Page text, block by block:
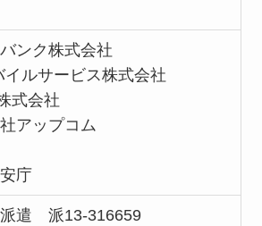
ンク株式会社
イルサービス株式会社
式会社
アップコム
庁
遣 派13-316659